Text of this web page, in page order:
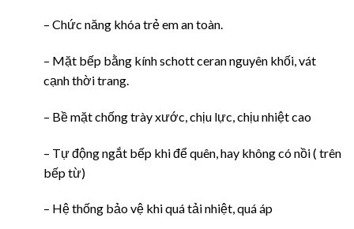
– Chức năng khóa trẻ em an toàn.
– Mặt bếp bằng kính schott ceran nguyên khối, vát
cạnh thời trang.
– Bề mặt chống trày xước, chịu lực, chịu nhiệt cao
– Tự động ngắt bếp khi để quên, hay không có nồi ( trên
bếp từ)
– Hệ thống bảo vệ khi quá tải nhiệt, quá áp